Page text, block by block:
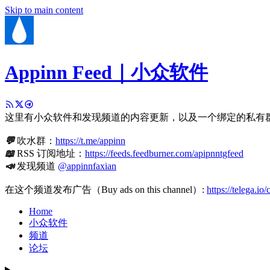
Skip to main content
Appinn Feed｜小众软件
这里有小众软件和发现频道的内容更新，以及一个绑定的私有
💬吹水群： https://t.me/appinn
📖RSS 订阅地址： https://feeds.feedburner.com/apipnntgfeed
📣发现频道 @appinnfaxian
在这个频道发布广告（Buy ads on this channel）: https://telega.io/
Home
小众软件
频道
论坛